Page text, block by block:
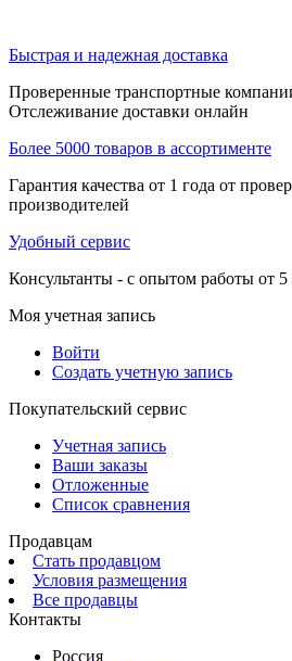
Быстрая и надежная доставка
Проверенные транспортные
Отслеживание доставки онлайн
Более 5000 товаров в ассортименте
Гарантия качества от 1 года от
производителей
Удобный сервис
Консультанты - с опытом работы от 5
Моя учетная запись
Войти
Создать учетную запись
Покупательский сервис
Учетная запись
Ваши заказы
Отложенные
Список сравнения
Продавцам
Стать продавцом
Условия размещения
Все продавцы
Контакты
Россия